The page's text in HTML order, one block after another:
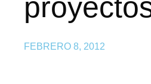
FEBRERO 8, 2012